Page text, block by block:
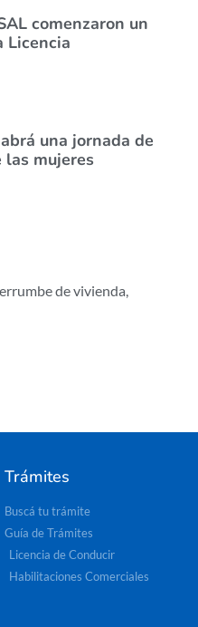
comenzaron un
Licencia
una jornada de
las mujeres
de vivienda,
Trámites
Buscá tu trámite
Guía de Trámites
Licencia de Conducir
Habilitaciones Comerciales